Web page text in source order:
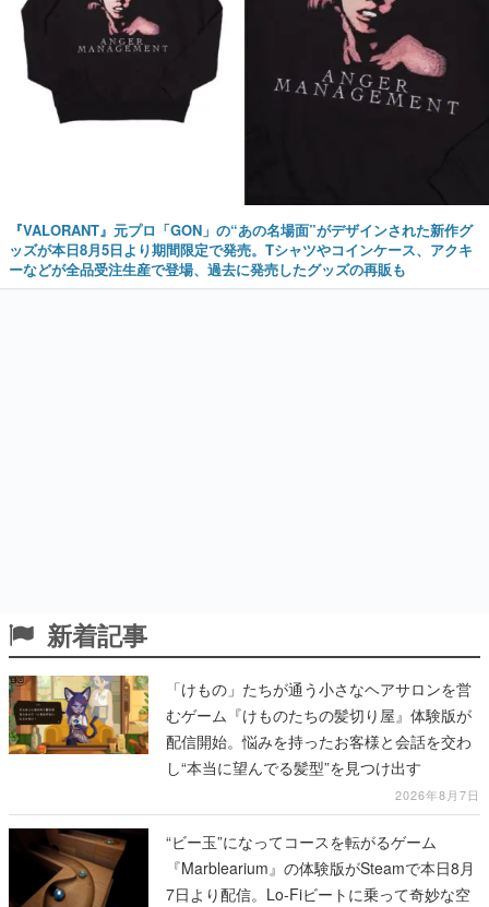
『VALORANT』元プロ「GON」の“あの名場面”がデザインされた新作グ
ッズが本日8月5日より期間限定で発売。Tシャツやコインケース、アクキ
ーなどが全品受注生産で登場、過去に発売したグッズの再販も
新着記事
「けもの」たちが通う小さなヘアサロンを営
むゲーム『けものたちの髪切り屋』体験版が
配信開始。悩みを持ったお客様と会話を交わ
し“本当に望んでる髪型”を見つけ出す
2026年8月7日
“ビー玉”になってコースを転がるゲーム
『Marblearium』の体験版がSteamで本日8月
7日より配信。Lo-Fiビートに乗って奇妙な空